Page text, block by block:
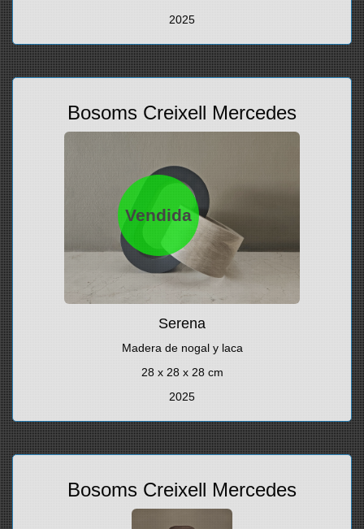
2025
Vendida
Bosoms Creixell Mercedes
Serena
Madera de nogal y laca
28 x 28 x 28 cm
2025
Bosoms Creixell Mercedes